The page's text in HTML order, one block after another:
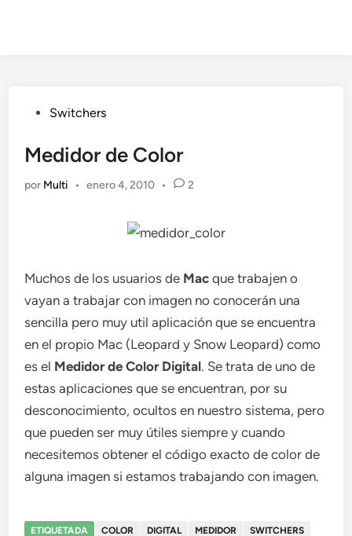
Publicado
Switchers
Medidor de Color
por Multi • enero 4, 2010 • 2
Muchos de los usuarios de Mac que trabajen o
vayan a trabajar con imagen no conocerán una
sencilla pero muy util aplicación que se encuentra
en el propio Mac (Leopard y Snow Leopard) como
es el Medidor de Color Digital. Se trata de uno de
estas aplicaciones que se encuentran, por su
desconocimiento, ocultos en nuestro sistema, pero
que pueden ser muy útiles siempre y cuando
necesitemos obtener el código exacto de color de
alguna imagen si estamos trabajando con imagen.
ETIQUETADA COLOR DIGITAL MEDIDOR SWITCHERS